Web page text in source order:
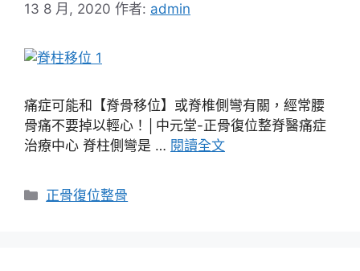
13 8 月, 2020 作者: admin
痛症可能和【脊骨移位】或脊椎側彎有關，經常腰
骨痛不要掉以輕心！│中元堂-正骨復位整脊醫痛症
治療中心 脊柱側彎是 … 閱讀全文
分
正骨復位整骨